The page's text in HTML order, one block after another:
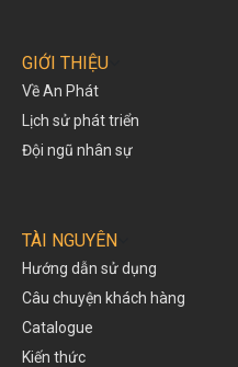
GIỚI THIỆU
Về An Phát
Lịch sử phát triển
Đội ngũ nhân sự
TÀI NGUYÊN
Hướng dẫn sử dụng
Câu chuyện khách hàng
Catalogue
Kiến thức